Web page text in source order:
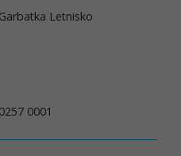
Letnisko
0001